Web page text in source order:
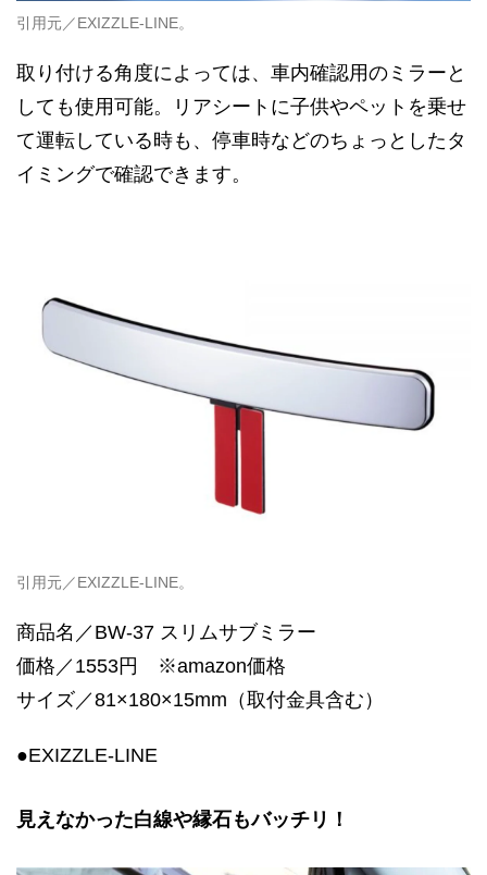
引用元／EXIZZLE-LINE。
取り付ける角度によっては、車内確認用のミラーと
しても使用可能。リアシートに子供やペットを乗せ
て運転している時も、停車時などのちょっとしたタ
イミングで確認できます。
引用元／EXIZZLE-LINE。
商品名／BW-37 スリムサブミラー
価格／1553円 ※amazon価格
サイズ／81×180×15mm（取付金具含む）
●EXIZZLE-LINE
見えなかった白線や縁石もバッチリ！